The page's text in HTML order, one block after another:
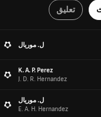
تعليق
ل. موريال
K. A. P. Perez
J. D. R. Hernandez
ل. موريال
E. A. H. Hernandez